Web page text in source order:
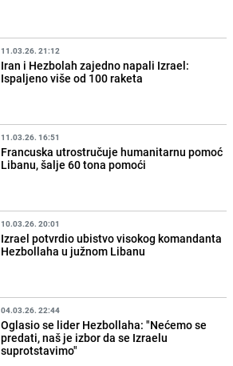
11.03.26. 21:12
Iran i Hezbolah zajedno napali Izrael:
Ispaljeno više od 100 raketa
11.03.26. 16:51
Francuska utrostručuje humanitarnu pomoć
Libanu, šalje 60 tona pomoći
10.03.26. 20:01
Izrael potvrdio ubistvo visokog komandanta
Hezbollaha u južnom Libanu
04.03.26. 22:44
Oglasio se lider Hezbollaha: "Nećemo se
predati, naš je izbor da se Izraelu
suprotstavimo"